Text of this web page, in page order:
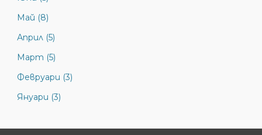
Май (8)
Април (5)
Март (5)
Февруари (3)
Януари (3)